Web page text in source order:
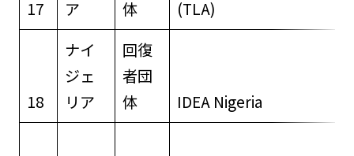
17
ア
体
(TLA)
18
ナイ
ジェ
リア
回復
者団
体
IDEA Nigeria